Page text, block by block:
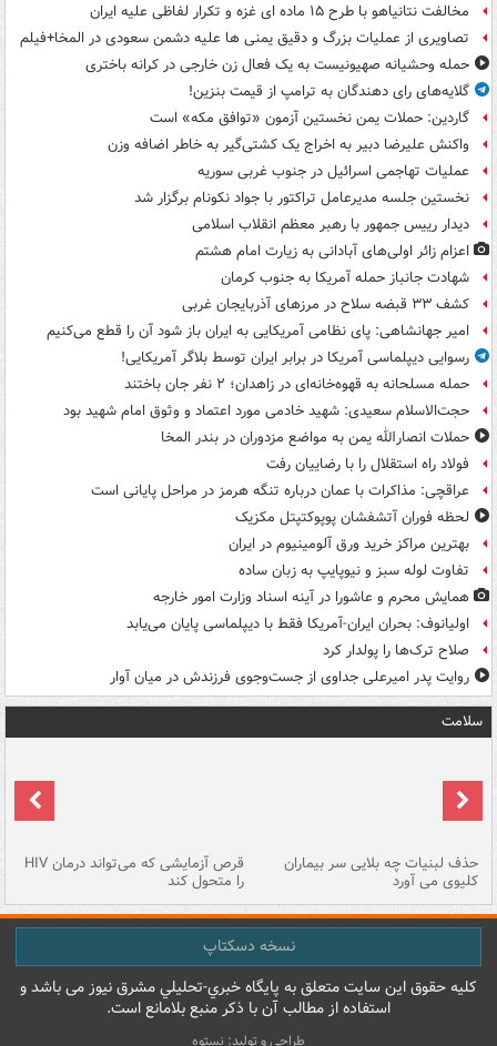
مخالفت نتانیاهو با طرح ۱۵ ماده ای غزه و تکرار لفاظی علیه ایران
تصاویری از عملیات بزرگ و دقیق یمنی ها علیه دشمن سعودی در المخا+فیلم
حمله وحشیانه صهیونیست به یک فعال زن خارجی در کرانه باختری
گلایه‌های رای دهندگان به ترامپ از قیمت بنزین!
گاردین: حملات یمن نخستین آزمون «توافق مکه» است
واکنش علیرضا دبیر به اخراج یک کشتی‌گیر به خاطر اضافه وزن
عملیات تهاجمی اسرائیل در جنوب غربی سوریه
نخستین جلسه مدیرعامل تراکتور با جواد نکونام برگزار شد
دیدار رییس جمهور با رهبر معظم انقلاب اسلامی
اعزام زائر اولی‌های آبادانی به زیارت امام هشتم
شهادت جانباز حمله آمریکا به جنوب کرمان
کشف ۳۳ قبضه سلاح در مرزهای آذربایجان غربی
امیر جهانشاهی: پای نظامی آمریکایی به ایران باز شود آن را قطع می‌کنیم
رسوایی دیپلماسی آمریکا در برابر ایران توسط بلاگر آمریکایی!
حمله مسلحانه به قهوه‌خانه‌ای در زاهدان؛ ۲ نفر جان باختند
حجت‌الاسلام سعیدی: شهید خادمی مورد اعتماد و وثوق امام شهید بود
حملات انصارالله یمن به مواضع مزدوران در بندر المخا
فولاد راه استقلال را با رضاییان رفت
عراقچی: مذاکرات با عمان درباره تنگه هرمز در مراحل پایانی است
لحظه فوران آتشفشان پوپوکتپتل مکزیک
بهترین مراکز خرید ورق آلومینیوم در ایران
تفاوت لوله سبز و نیوپایپ به زبان ساده
همایش محرم و عاشورا در آینه اسناد وزارت امور خارجه
اولیانوف: بحران ایران-آمریکا فقط با دیپلماسی پایان می‌یابد
صلاح ترک‌ها را پولدار کرد
روایت پدر امیرعلی جداوی از جست‌وجوی فرزندش در میان آوار
سلامت
حذف لبنیات چه بلایی سر بیماران
کلیوی می آورد
قرص آزمایشی که می‌تواند درمان HIV
را متحول کند
نسخه دسکتاپ
کليه حقوق اين سايت متعلق به پایگاه خبري-تحليلي مشرق نيوز می باشد و
استفاده از مطالب آن با ذکر منبع بلامانع است.
طراحی و تولید: نستوه